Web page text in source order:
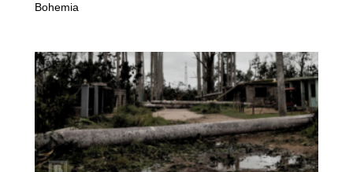
Bohemia